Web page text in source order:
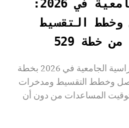
الدراسية الجامعية في 2026:
وخطط التقسيط
خطة 529
ضع ميزانية للرسوم الدراسية الجامعية في 2026 بخطة
وخطط التقسيط ومدخرات
وتوقيت المساعدات من دون أن